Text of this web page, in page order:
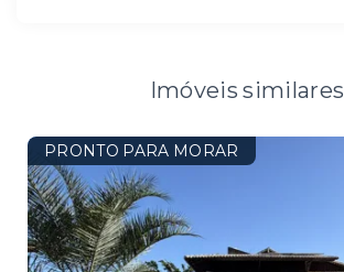
Imóveis similares
PRONTO PARA MORAR